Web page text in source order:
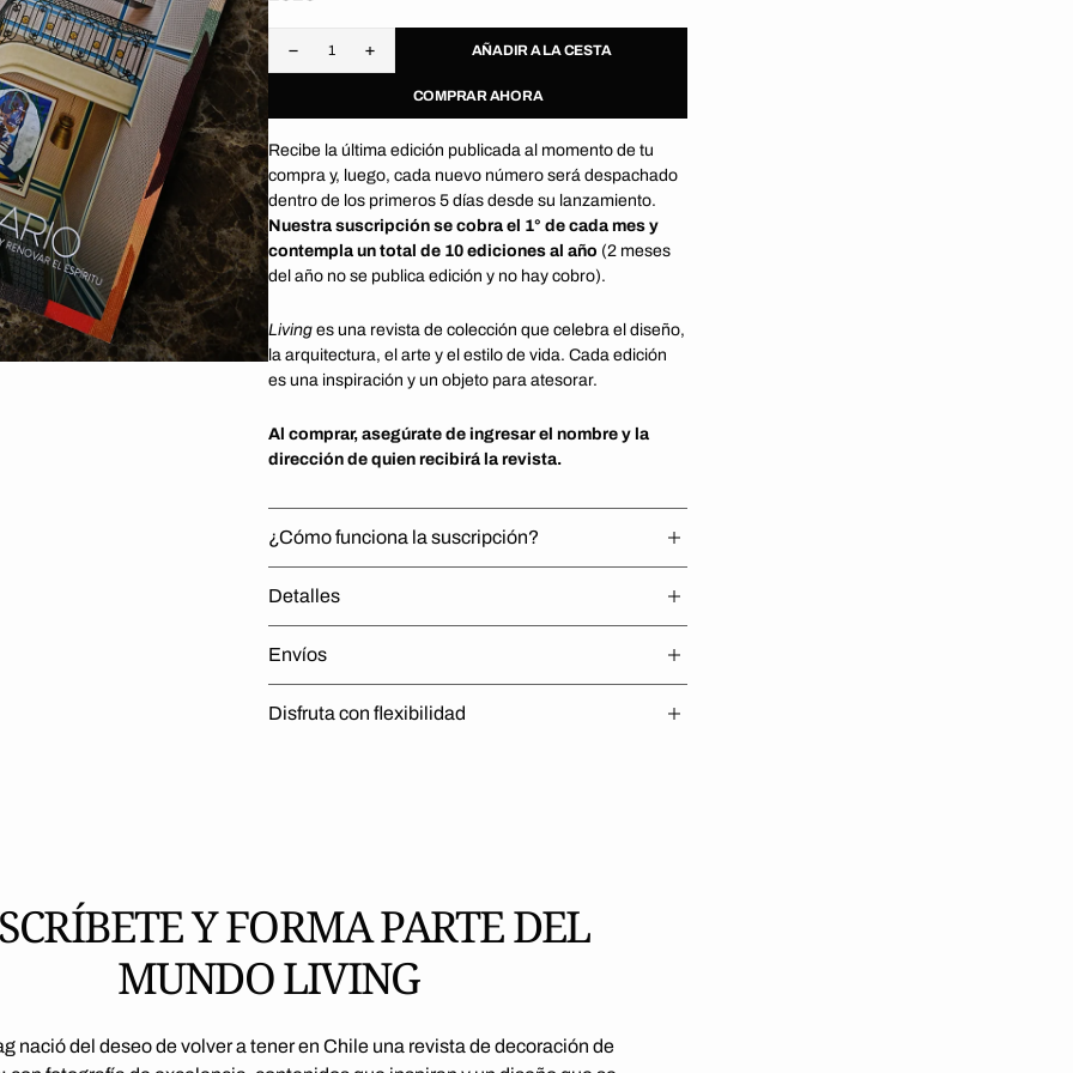
Disminuir
cantidad
Suscripción
Living
|
Indefinida
-
Pago
Mensual
Automático
Aumentar
cantidad
Suscripción
Living
|
Indefinida
-
Pago
Mensual
Automático
AÑADIR A LA CESTA
COMPRAR AHORA
Recibe la última edición publicada al momento de tu
compra y, luego, cada nuevo número será despachado
dentro de los primeros 5 días desde su lanzamiento.
Nuestra suscripción se cobra el 1° de cada mes y
contempla un total de 10 ediciones al año (2 meses
del año no se publica edición y no hay cobro).
Living es una revista de colección que celebra el diseño,
la arquitectura, el arte y el estilo de vida. Cada edición
es una inspiración y un objeto para atesorar.
Al comprar, asegúrate de ingresar el nombre y la
dirección de quien recibirá la revista.
¿Cómo funciona la suscripción?
Detalles
Envíos
Disfruta con flexibilidad
medio
2
galería
Y FORMA PARTE DEL
MUNDO LIVING
nació del deseo de volver a tener en Chile una revista de decoración de